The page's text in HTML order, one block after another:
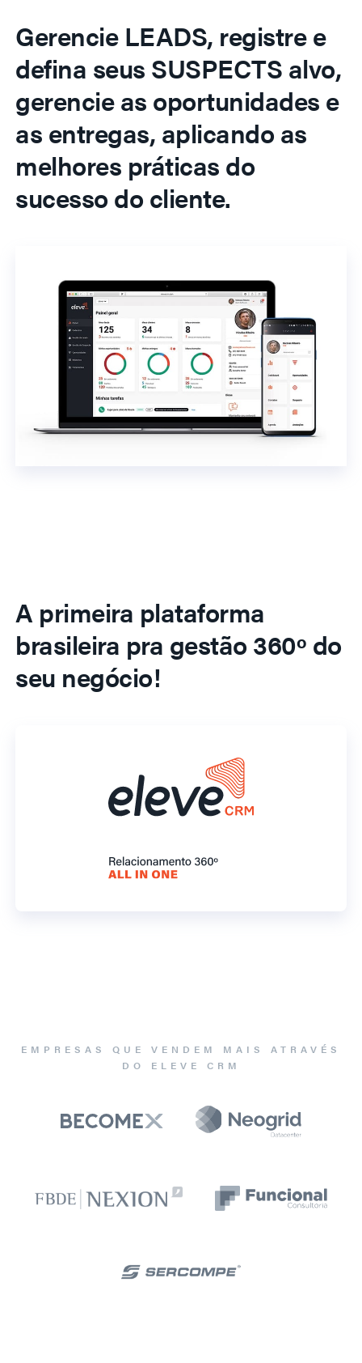
Gerencie LEADS, registre e
defina seus SUSPECTS alvo,
gerencie as oportunidades e
as entregas, aplicando as
melhores práticas do
sucesso do cliente.
A primeira plataforma
brasileira pra gestão 360º do
seu negócio!
EMPRESAS QUE VENDEM MAIS ATRAVÉS
DO ELEVE CRM